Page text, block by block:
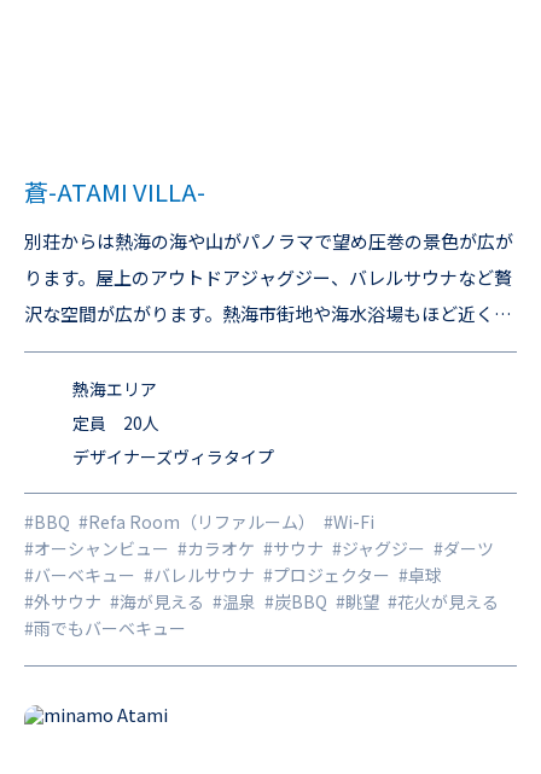
蒼-ATAMI VILLA-
別荘からは熱海の海や山がパノラマで望め圧巻の景色が広が
ります。屋上のアウトドアジャグジー、バレルサウナなど贅
沢な空間が広がります。熱海市街地や海水浴場もほど近くグ
ルメやアクティビティの拠点として長期滞在にもおすすめで
す。 飲料の販売始めました！各種クラフトビール、地ビー
ル、ご当地ワインなど ＜熱海海上花火大会2025年の日程は
下記＞ 春 2/21(金) 3/23(日) 4/20(日) 4/28(月) 5/31(土) 夏
7/25(金) 8/5(火) 8/8(金) 8/18(月) 8/25(月) 秋 9/15(月祝) 10/
13(月祝) 11/3(月祝) 冬 12/7(日) 時間／20:20～20:40（7月8
月のみ20:15～20:40）
熱海エリア
定員 20人
デザイナーズヴィラタイプ
#BBQ #Refa Room（リファルーム）
#Wi-Fi
#オーシャンビュー #カラオケ #サウナ #ジャグジー #ダーツ
#バーベキュー #バレルサウナ #プロジェクター #卓球
#外サウナ #海が見える #温泉 #炭BBQ #眺望 #花火が見える
#雨でもバーベキュー